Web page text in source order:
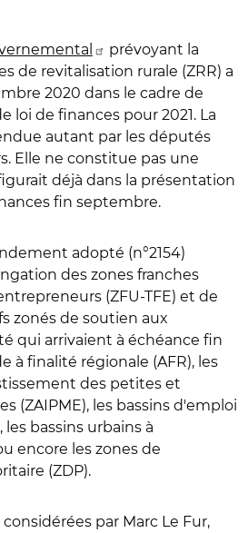
prévoyant la
de revitalisation rurale (ZRR) a
2020 dans le cadre de
loi de finances pour 2021. La
autant par les députés
Elle ne constitue pas une
déjà dans la présentation
fin septembre.
adopté (n°2154)
des zones franches
(ZFU-TFE) et de
zonés de soutien aux
qui arrivaient à échéance fin
à finalité régionale (AFR), les
des petites et
(ZAIPME), les bassins d'emploi
les bassins urbains à
encore les zones de
(ZDP).
par Marc Le Fur,